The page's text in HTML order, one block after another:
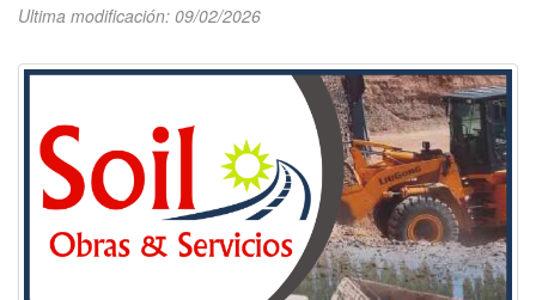
Ultima modificación: 09/02/2026